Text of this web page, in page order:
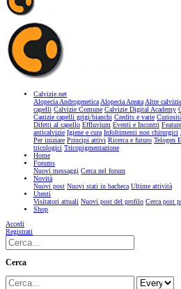
Calvizie.net
Alopecia AndrogeneticaAlopecia AreataAltre calvizie
capelli Calvizie Comune Calvizie Digital Academy
Canizie capelli grigi/bianchi Credits e varie
Difetti al capello Effluvium Eventi e Incontri
anticalvizie Igiene e cura Infoltimenti non chirurgici
Per iniziare Principi attivi Ricerca e futuro Telogen
tricologici Tricopigmentazione
Home
Forums
Nuovi messaggi Cerca nel forum
Novità
Nuovi post Nuovi stati in bacheca Ultime attività
Utenti
Visitatori attuali Nuovi post del profilo Cerca post
Shop
Accedi
Registrati
Cerca